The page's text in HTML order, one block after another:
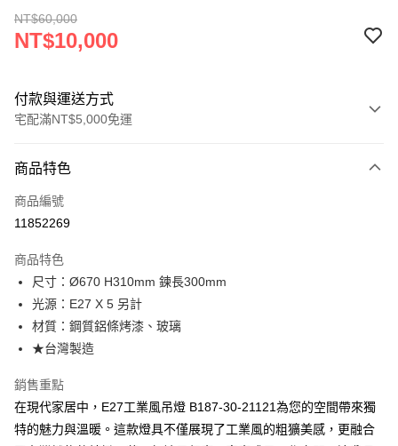
NT$60,000
NT$10,000
付款與運送方式
宅配滿NT$5,000免運
信用卡一次付款
LINE Pay
街口支付
悠遊付
Google Pay
全盈+PAY
AFTEE先享後付
相關說明
商品特色
商品編號
11852269
商品特色
尺寸：Ø670 H310mm 鍊長300mm
光源：E27 X 5 另計
材質：鋼質鋁條烤漆、玻璃
★台灣製造
銷售重點
在現代家居中，E27工業風吊燈 B187-30-21121為您的空間帶來獨
特的魅力與溫暖。這款燈具不僅展現了工業風的粗獷美感，更融合